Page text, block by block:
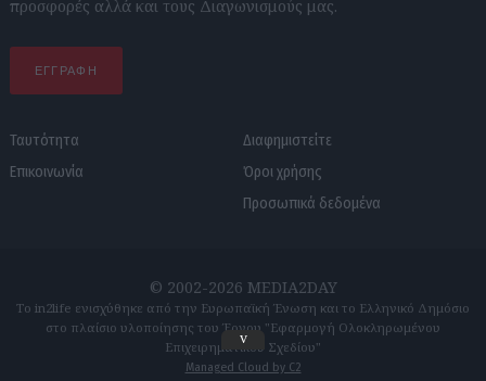
προσφορές αλλά και τους Διαγωνισμούς μας.
ΕΓΓΡΑΦΗ
Ταυτότητα
Επικοινωνία
Διαφημιστείτε
Όροι χρήσης
Προσωπικά δεδομένα
© 2002-2026 MEDIA2DAY
Το in2life ενισχύθηκε από την Ευρωπαϊκή Ένωση και το Ελληνικό Δημόσιο
στο πλαίσιο υλοποίησης του Έργου "Εφαρμογή Ολοκληρωμένου
Επιχειρηματικού Σχεδίου"
Managed Cloud by C2
v